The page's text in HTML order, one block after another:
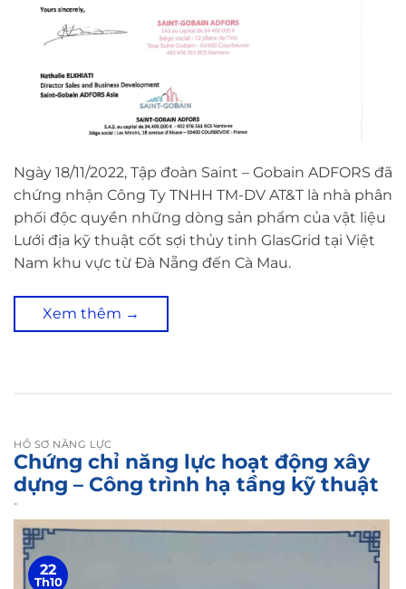
Ngày 18/11/2022, Tập đoàn Saint – Gobain ADFORS đã
chứng nhận Công Ty TNHH TM-DV AT&T là nhà phân
phối độc quyền những dòng sản phẩm của vật liệu
Lưới địa kỹ thuật cốt sợi thủy tinh GlasGrid tại Việt
Nam khu vực từ Đà Nẵng đến Cà Mau.
Xem thêm →
HỒ SƠ NĂNG LỰC
Chứng chỉ năng lực hoạt động xây
dựng – Công trình hạ tầng kỹ thuật
-
22
Th10